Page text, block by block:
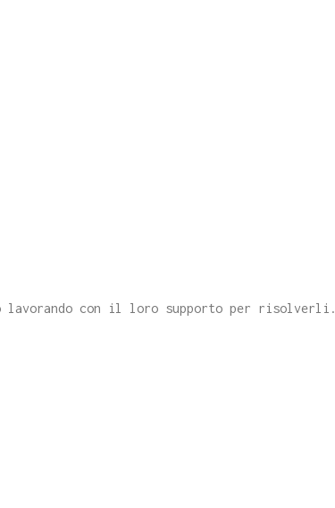
con il loro supporto per risolverli.